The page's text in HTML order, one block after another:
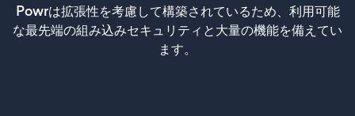
Powrは拡張性を考慮して構築されているため、利用可能
な最先端の組み込みセキュリティと大量の機能を備えてい
ます。